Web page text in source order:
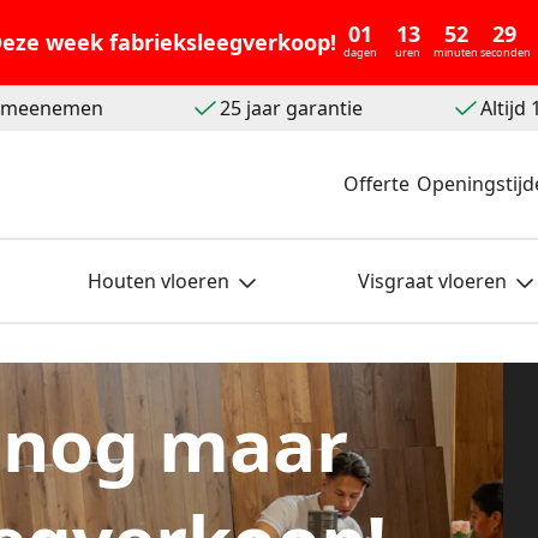
week fabrieksleegverkoop! 01
dagen
13
uren
52
minuten
29
seconden
25 jaar garantie Altijd
Offerte
Houten vloeren Visgraat vloeren
maar